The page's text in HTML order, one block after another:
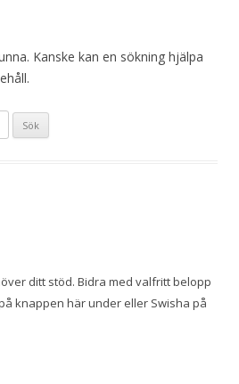
Kanske kan en sökning hjälpa
ditt stöd. Bidra med valfritt belopp
knappen här under eller Swisha på